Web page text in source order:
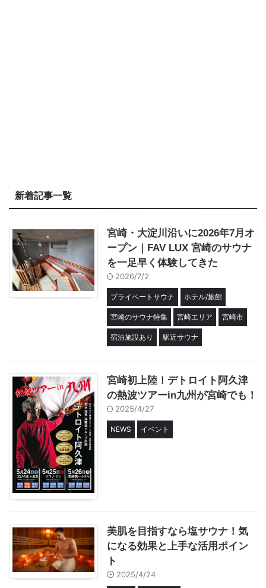
新着記事一覧
宮崎・大淀川沿いに2026年7月オ
ープン｜FAV LUX 宮崎のサウナ
を一足早く体験してきた
2026/7/2
プライベートサウナ ホテル/旅館
宮崎のサウナ特集 宮崎エリア 宮崎市
宿泊施設あり 駅近サウナ
宮崎初上陸！デトロイト阿久津
の熱波ツアーin九州が宮崎でも！
2025/4/27
NEWS イベント
美肌を目指すなら塩サウナ！気
になる効果と上手な活用ポイン
ト
2025/4/24